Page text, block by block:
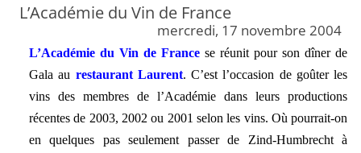
L’Académie du Vin de France
mercredi, 17 novembre 2004
L’Académie du Vin de France se réunit pour son dîner de
Gala au restaurant Laurent. C’est l’occasion de goûter les
vins des membres de l’Académie dans leurs productions
récentes de 2003, 2002 ou 2001 selon les vins. Où pourrait-on
en quelques pas seulement passer de Zind-Humbrecht à